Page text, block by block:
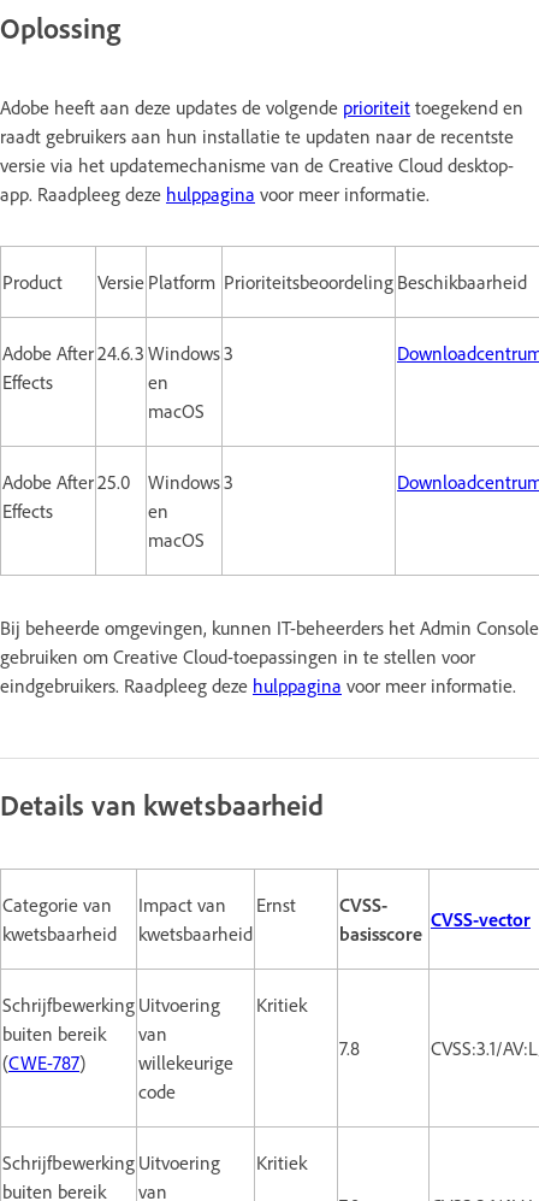
Oplossing
Adobe heeft aan deze updates de volgende prioriteit toegekend en
raadt gebruikers aan hun installatie te updaten naar de recentste
versie via het updatemechanisme van de Creative Cloud desktop-
app. Raadpleeg deze hulppagina voor meer informatie.
Product Versie Platform Prioriteitsbeoordeling Beschikbaarheid
Adobe After
Effects
24.6.3 Windows
en
macOS
3
Adobe After
Effects
25.0
Windows
en
macOS
3
Bij beheerde omgevingen, kunnen IT-beheerders het Admin Console
gebruiken om Creative Cloud-toepassingen in te stellen voor
eindgebruikers. Raadpleeg deze hulppagina voor meer informatie.
Details van kwetsbaarheid
Categorie van
kwetsbaarheid
Impact van
kwetsbaarheid
Ernst
CVSS-
basisscore
CVSS-vector
Schrijfbewerking
buiten bereik
(CWE-787)
Uitvoering
van
willekeurige
code
Kritiek
7.8
CVSS:3.1/
Schrijfbewerking
buiten bereik
Uitvoering
van
Kritiek